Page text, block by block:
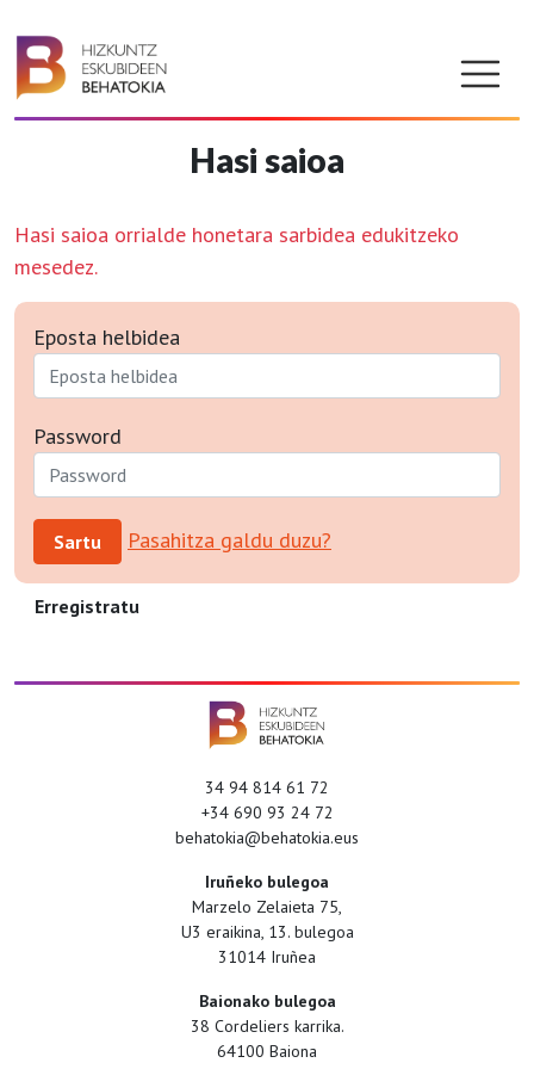
Hasi saioa
Hasi saioa orrialde honetara sarbidea edukitzeko
mesedez.
Eposta helbidea
Password
Sartu Pasahitza galdu duzu?
Erregistratu
34 94 814 61 72
+34 690 93 24 72
behatokia@behatokia.eus
Iruñeko bulegoa
Marzelo Zelaieta 75,
U3 eraikina, 13. bulegoa
31014 Iruñea
Baionako bulegoa
38 Cordeliers karrika.
64100 Baiona